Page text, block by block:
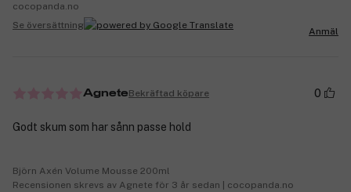
cocopanda.no
Se översättning
Anmäl
AgneteBekräftad köpare 0
Godt skum som har sånn passe hold
Björn Axén Volume Mousse 200ml
Recensionen skrevs av Agnete för 3 år sedan | cocopanda.no